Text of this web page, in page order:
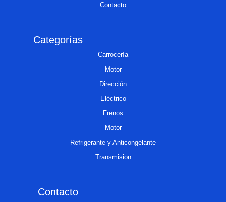
Contacto
Categorías
Carrocería
Motor
Dirección
Eléctrico
Frenos
Motor
Refrigerante y Anticongelante
Transmision
Contacto